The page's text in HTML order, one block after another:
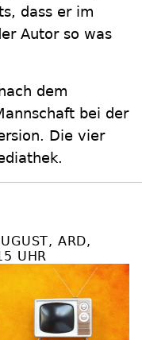
dass er im
Autor so was
dem
bei der
Die vier
ARD,
UHR